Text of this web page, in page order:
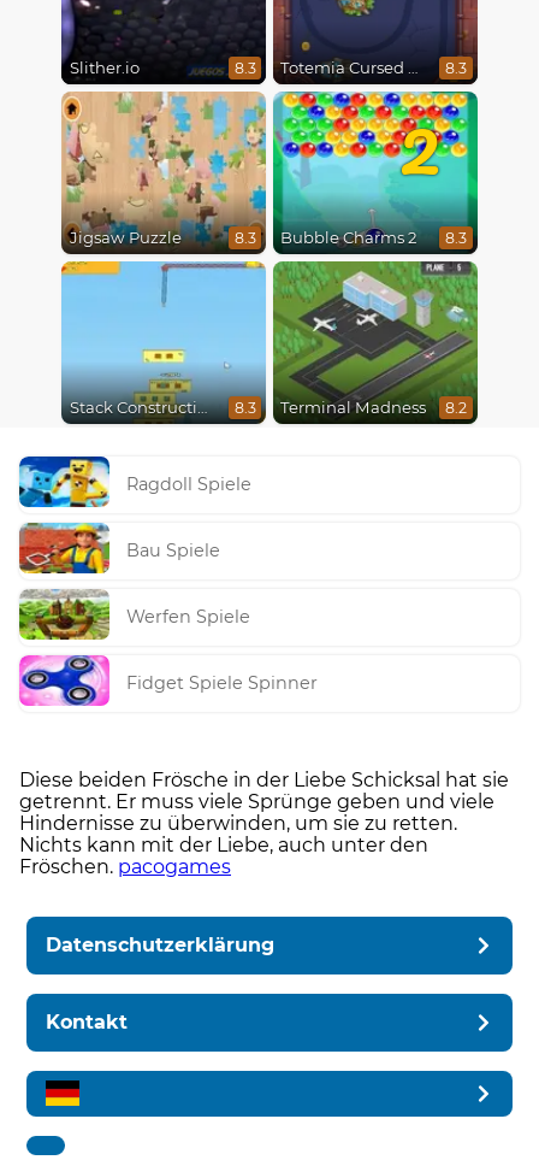
Slither.io 8.3 Totemia Cursed Marbles 8.3
Jigsaw Puzzle 8.3
2
Bubble Charms 2 8.3
Stack Construction 8.3 Terminal Madness 8.2
Ragdoll Spiele
Bau Spiele
Werfen Spiele
Fidget Spiele Spinner
Diese beiden Frösche in der Liebe Schicksal hat sie
getrennt. Er muss viele Sprünge geben und viele
Hindernisse zu überwinden, um sie zu retten.
Nichts kann mit der Liebe, auch unter den
Fröschen. pacogames
Datenschutzerklärung
Kontakt